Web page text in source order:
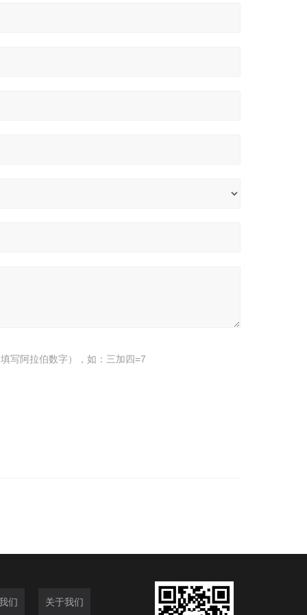
写阿拉伯数字），如：三加四=7
们 关于我们